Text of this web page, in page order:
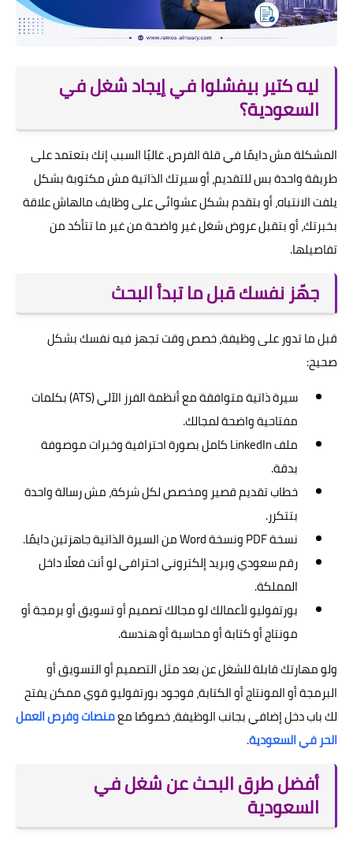
ليه كتير بيفشلوا في إيجاد شغل في
السعودية؟
المشكلة مش دايمًا في قلة الفرص. غالبًا السبب إنك بتعتمد على
طريقة واحدة بس للتقديم، أو سيرتك الذاتية مش مكتوبة بشكل
يلفت الانتباه، أو بتقدم بشكل عشوائي على وظايف مالهاش علاقة
بخبرتك، أو بتقبل عروض شغل غير واضحة من غير ما تتأكد من
تفاصيلها.
جهّز نفسك قبل ما تبدأ البحث
قبل ما تدور على وظيفة، خصص وقت تجهز فيه نفسك بشكل
صحيح:
سيرة ذاتية متوافقة مع أنظمة الفرز الآلي (ATS) بكلمات
مفتاحية واضحة لمجالك.
ملف LinkedIn كامل بصورة احترافية وخبرات موصوفة
بدقة.
خطاب تقديم قصير ومخصص لكل شركة، مش رسالة واحدة
بتتكرر.
نسخة PDF ونسخة Word من السيرة الذاتية جاهزتين دايمًا.
رقم سعودي وبريد إلكتروني احترافي لو أنت فعلًا داخل
المملكة.
بورتفوليو لأعمالك لو مجالك تصميم أو تسويق أو برمجة أو
مونتاج أو كتابة أو محاسبة أو هندسة.
ولو مهارتك قابلة للشغل عن بعد مثل التصميم أو التسويق أو
البرمجة أو المونتاج أو الكتابة، فوجود بورتفوليو قوي ممكن يفتح
لك باب دخل إضافي بجانب الوظيفة، خصوصًا معمنصات وفرص العمل
الحر في السعودية.
أفضل طرق البحث عن شغل في
السعودية